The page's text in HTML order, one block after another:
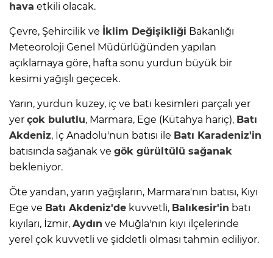
hava etkili olacak.
Çevre, Şehircilik ve İklim Değişikliği Bakanlığı
Meteoroloji Genel Müdürlüğünden yapılan
açıklamaya göre, hafta sonu yurdun büyük bir
kesimi yağışlı geçecek.
Yarın, yurdun kuzey, iç ve batı kesimleri parçalı yer
yer çok bulutlu, Marmara, Ege (Kütahya hariç), Batı
Akdeniz, İç Anadolu'nun batısı ile Batı Karadeniz'in
batısında sağanak ve gök gürültülü sağanak
bekleniyor.
Öte yandan, yarın yağışların, Marmara'nın batısı, Kıyı
Ege ve Batı Akdeniz'de kuvvetli, Balıkesir'in batı
kıyıları, İzmir, Aydın ve Muğla'nın kıyı ilçelerinde
yerel çok kuvvetli ve şiddetli olması tahmin ediliyor.